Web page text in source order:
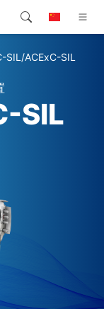
SIL/ACExC-SIL
SIL